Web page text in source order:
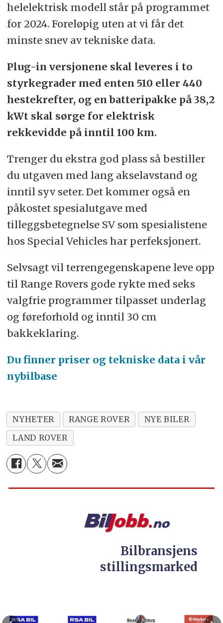
helelektrisk modell står på programmet
for 2024. Foreløpig uten at vi får det
minste snev av tekniske data.
Plug-in versjonene skal leveres i to
styrkegrader med enten 510 eller 440
hestekrefter, og en batteripakke på 38,2
kWt skal sørge for elektrisk
rekkevidde på inntil 100 km.
Trenger du ekstra god plass så bestiller
du utgaven med lang akselavstand og
inntil syv seter. Det kommer også en
påkostet spesialutgave med
tilleggsbetegnelse SV som spesialistene
hos Special Vehicles har perfeksjonert.
Selvsagt vil terrengegenskapene leve opp
til Range Rovers gode rykte med seks
valgfrie programmer tilpasset underlag
og føreforhold og inntil 30 cm
bakkeklaring.
Du finner priser og tekniske data i vår
nybilbase
NYHETER RANGE ROVER
NYE BILER
LAND ROVER
Bilbransjens
stillingsmarked